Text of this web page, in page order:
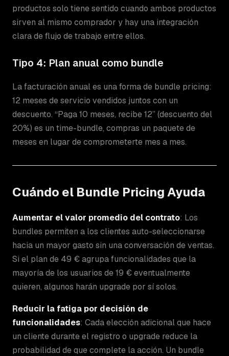
productos solo tiene sentido cuando ambos productos
sirven al mismo comprador y hay una integración
clara de flujo de trabajo entre ellos.
Tipo 4: Plan anual como bundle
La facturación anual es una forma de bundle pricing:
12 meses de servicio vendidos juntos con un
descuento. “Paga 10 meses, recibe 12” (descuento del
20%) es un time-bundle, compras un paquete de
meses en lugar de comprometerte mes a mes.
Cuándo el Bundle Pricing Ayuda
Aumentar el valor promedio del contrato: Los
bundles permiten a los clientes auto-seleccionarse
hacia un mayor gasto sin una conversación de ventas.
Si el plan de 49 € agrupa funcionalidades que la
mayoría de los usuarios de 19 € eventualmente
quieren, algunos harán upgrade por sí solos.
Reducir la fatiga por decisión de
funcionalidades: Cada elección adicional que hace
un cliente durante el registro o upgrade reduce la
probabilidad de que complete la acción. Un bundle